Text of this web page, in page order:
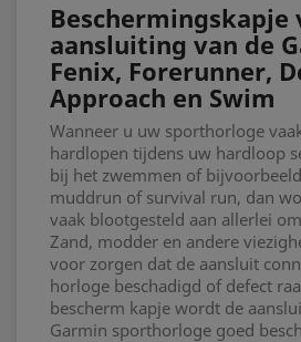
Beschermingskapje
aansluiting van de
Fenix, Forerunner,
Approach en Swim
Wanneer u uw sporthorloge
hardlopen tijdens uw hardloop
bij het zwemmen of
muddrun of survival run, dan
vaak blootgesteld aan allerlei
Zand, modder en andere
voor zorgen dat de aansluit
horloge beschadigd of defect
bescherm kapje wordt de
Garmin sporthorloge goed